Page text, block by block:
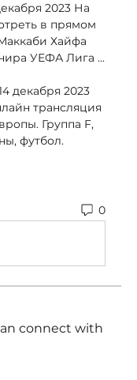
2023 На
в прямом
Хайфа
УЕФА Лига ...
декабря 2023
трансляция
Группа F,
футбол.
0
connect with